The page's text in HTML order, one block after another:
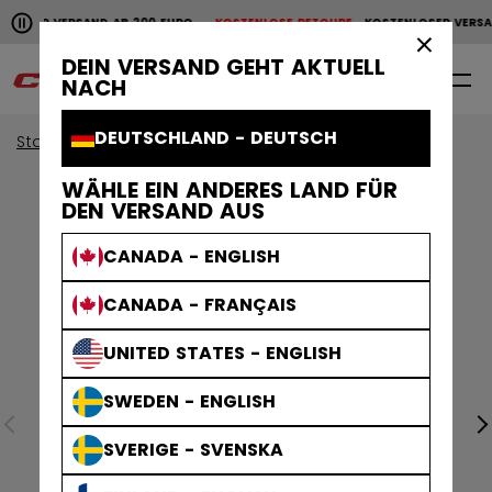
DEIN VERSAND GEHT AKTUELL
NACH
DEUTSCHLAND - DEUTSCH
WÄHLE EIN ANDERES LAND FÜR
DEN VERSAND AUS
CANADA - ENGLISH
CANADA - FRANÇAIS
UNITED STATES - ENGLISH
SWEDEN - ENGLISH
SVERIGE - SVENSKA
Horizontale Bildlaufanimation anhalten.
VERSAND AB 200 EUROKOSTENLOSE RETOURE KOSTENLOSER
KOSTENLOSER VERSAND AB 200 EURO KOSTENLOSE
0
Start Helme Tacks Helme